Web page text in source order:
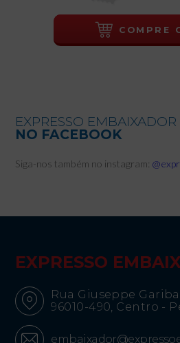
COMPRE
EXPRESSO EMBAIXADOR
NO FACEBOOK
Siga-nos também no instagram:
EXPRESSO
Rua Giuseppe
96010-490, Centro -